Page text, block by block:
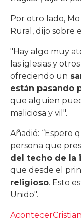
Por otro lado,
Rural, dijo sobre
"Hay algo muy
las iglesias y
ofreciendo un
están pasando
que alguien
maliciosa y vil".
Añadió: “Espero
persona que
del techo de la
que desde el
religioso. Esto
Unido".